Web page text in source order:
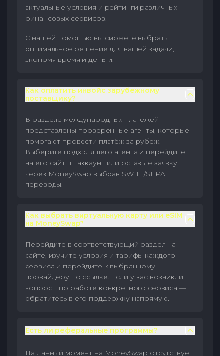
актуальные условия и рейтинги различных
финансовых сервисов.
С нашей помощью вы сможете выбрать
оптимальное решение для вашей задачи,
экономя время и деньги.
Как оплатить инвойс зарубежному
поставщику?
В разделе международных платежей
представлены проверенные агенты, которые
помогают провести платёж за рубеж.
Выберите подходящего агента и перейдите
на его сайт, тг аккаунт или оставьте заявку
через MoneySwap выбрав SWIFT/SEPA
переводы.
Как выбрать виртуальную карту или eSIM
на MoneySwap?
Перейдите в соответствующий раздел на
сайте, изучите условия и тарифы каждого
сервиса и перейдите к выбранному
провайдеру по ссылке. Если у вас возникли
вопросы по работе конкретного сервиса —
обратитесь в его поддержку напрямую.
Есть ли реферальные программы?
На данный момент на MoneySwap отсутствует